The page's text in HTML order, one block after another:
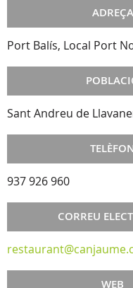
ADREÇA
Port Balís, Local Port
Sant Andreu de
937 926 960
CORREU
restaurant
WEB